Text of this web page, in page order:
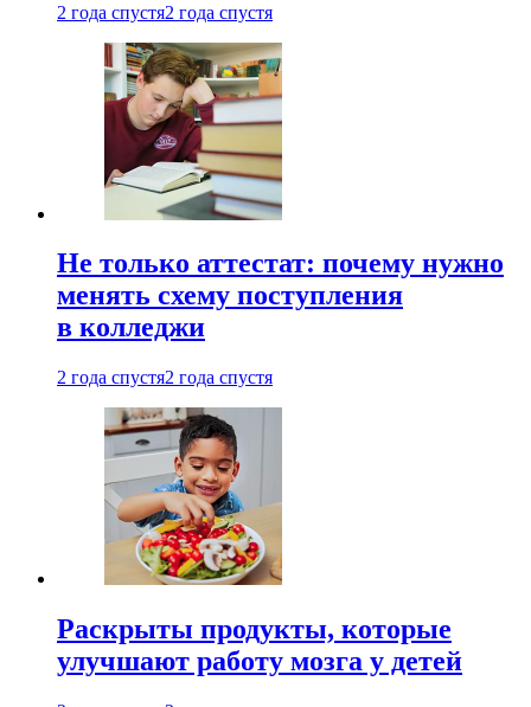
2 года спустя2 года спустя
Не только аттестат: почему нужно
менять схему поступления
в колледжи
2 года спустя2 года спустя
Раскрыты продукты, которые
улучшают работу мозга у детей